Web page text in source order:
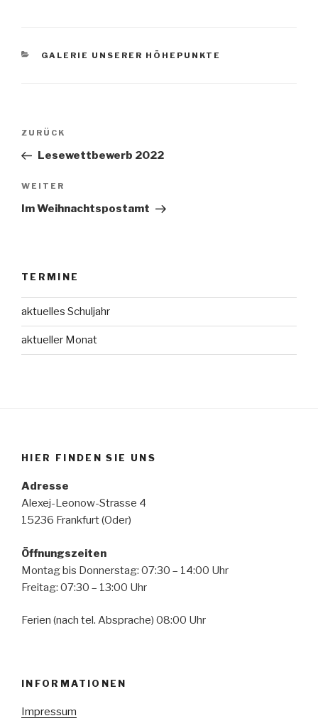
KATEGORIEN
GALERIE UNSERER HÖHEPUNKTE
Beitrags-
Vorheriger
Beitrag
ZURÜCK
Lesewettbewerb 2022
Nächster
Beitrag
WEITER
Im Weihnachtspostamt
TERMINE
aktuelles Schuljahr
aktueller Monat
HIER FINDEN SIE UNS
Adresse
Alexej-Leonow-Strasse 4
15236 Frankfurt (Oder)
Öffnungszeiten
Montag bis Donnerstag: 07:30 – 14:00 Uhr
Freitag: 07:30 – 13:00 Uhr
Ferien (nach tel. Absprache) 08:00 Uhr
INFORMATIONEN
Impressum